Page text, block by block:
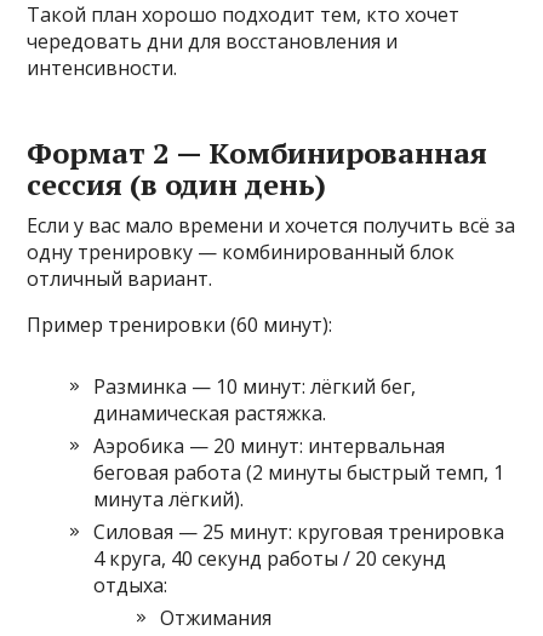
Такой план хорошо подходит тем, кто хочет
чередовать дни для восстановления и
интенсивности.
Формат 2 — Комбинированная
сессия (в один день)
Если у вас мало времени и хочется получить всё за
одну тренировку — комбинированный блок
отличный вариант.
Пример тренировки (60 минут):
Разминка — 10 минут: лёгкий бег,
динамическая растяжка.
Аэробика — 20 минут: интервальная
беговая работа (2 минуты быстрый темп, 1
минута лёгкий).
Силовая — 25 минут: круговая тренировка
4 круга, 40 секунд работы / 20 секунд
отдыха:
Отжимания